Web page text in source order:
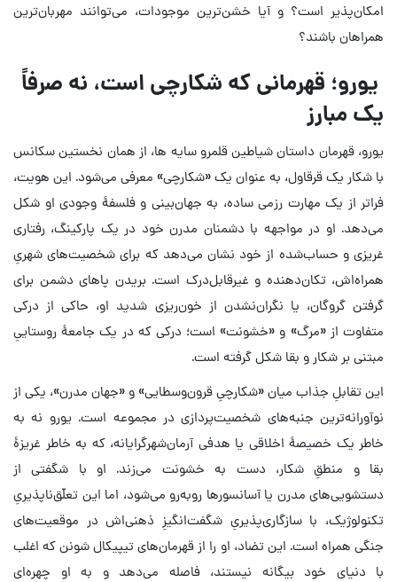
امکان‌پذیر است؟ و آیا خشن‌ترین موجودات، می‌توانند مهربان‌ترین
همراهان باشند؟
یورو؛ قهرمانی که شکارچی است، نه صرفاً
یک مبارز
یورو، قهرمان داستان شیاطین قلمرو سایه ها، از همان نخستین سکانس
با شکار یک قرقاول، به عنوان یک «شکارچی» معرفی می‌شود. این هویت،
فراتر از یک مهارت رزمی ساده، به جهان‌بینی و فلسفهٔ وجودی او شکل
می‌دهد. او در مواجهه با دشمنان مدرن خود در یک پارکینگ، رفتاری
غریزی و حساب‌شده از خود نشان می‌دهد که برای شخصیت‌های شهریِ
همراه‌اش، تکان‌دهنده و غیرقابل‌درک است. بریدن پاهای دشمن برای
گرفتن گروگان، یا نگران‌نشدن از خون‌ریزی شدید او، حاکی از درکی
متفاوت از «مرگ» و «خشونت» است؛ درکی که در یک جامعهٔ روستاییِ
مبتنی بر شکار و بقا شکل گرفته است.
این تقابلِ جذاب میان «شکارچیِ قرون‌وسطایی» و «جهان مدرن»، یکی از
نوآورانه‌ترین جنبه‌های شخصیت‌پردازی در مجموعه است. یورو نه به
خاطر یک خصیصهٔ اخلاقی یا هدفی آرمان‌شهرگرایانه، که به خاطر غریزهٔ
بقا و منطقِ شکار، دست به خشونت می‌زند. او با شگفتی از
دستشویی‌های مدرن یا آسانسورها روبه‌رو می‌شود، اما این تعلّق‌ناپذیریِ
تکنولوژیک، با سازگاری‌پذیریِ شگفت‌انگیزِ ذهنی‌اش در موقعیت‌های
جنگی همراه است. این تضاد، او را از قهرمان‌های تیپیکال شونن که اغلب
با دنیای خود بیگانه نیستند، فاصله می‌دهد و به او چهره‌ای